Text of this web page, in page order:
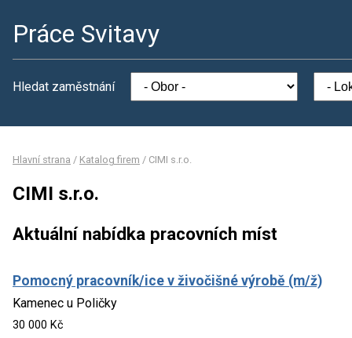
Práce Svitavy
Hledat zaměstnání
Hlavní strana / Katalog firem / CIMI s.r.o.
CIMI s.r.o.
Aktuální nabídka pracovních míst
Pomocný pracovník/ice v živočišné výrobě (m/ž)
Kamenec u Poličky
30 000 Kč